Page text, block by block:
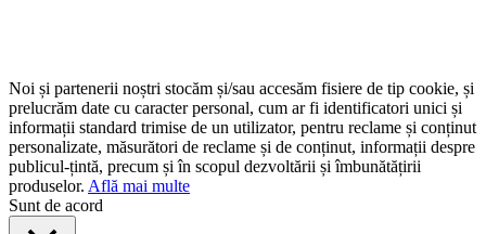
Noi și partenerii noștri stocăm și/sau accesăm fisiere de tip cookie, și
prelucrăm date cu caracter personal, cum ar fi identificatori unici și
informații standard trimise de un utilizator, pentru reclame și conținut
personalizate, măsurători de reclame și de conținut, informații despre
publicul-țintă, precum și în scopul dezvoltării și îmbunătățirii
produselor. Află mai multe
Sunt de acord